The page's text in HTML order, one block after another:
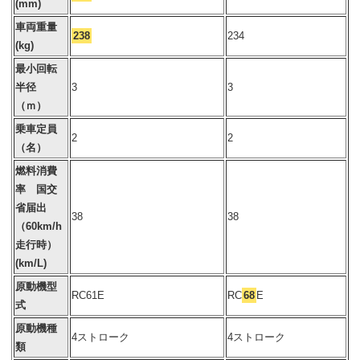
(mm)
車両重量
(kg)
238 234
最小回転
半径
（ｍ）
3 3
乗車定員
（名）
2 2
燃料消費
率 国交
省届出
（60km/h
走行時）
(km/L)
38 38
原動機型
式
RC61E RC68 E
原動機種
類
4ストローク 4ストローク